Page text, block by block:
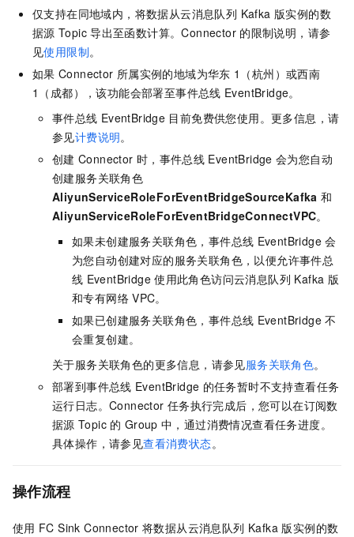
仅支持在同地域内，将数据从云消息队列 Kafka 版实例的数
据源 Topic 导出至函数计算。Connector 的限制说明，请参
见使用限制。
如果 Connector 所属实例的地域为华东 1（杭州）或西南
1（成都），该功能会部署至事件总线 EventBridge。
事件总线 EventBridge 目前免费供您使用。更多信息，请
参见计费说明。
创建 Connector 时， 事件总线 EventBridge 会为您自动
创建服务关联角色
AliyunServiceRoleForEventBridgeSourceKafka 和
AliyunServiceRoleForEventBridgeConnectVPC。
如果未创建服务关联角色， 事件总线 EventBridge 会
为您自动创建对应的服务关联角色，以便允许事件总
线 EventBridge 使用此角色访问云消息队列 Kafka 版
和专有网络 VPC。
如果已创建服务关联角色， 事件总线 EventBridge 不
会重复创建。
关于服务关联角色的更多信息，请参见服务关联角色。
部署到事件总线 EventBridge 的任务暂时不支持查看任务
运行日志。Connector 任务执行完成后，您可以在订阅数
据源 Topic 的 Group 中，通过消费情况查看任务进度。
具体操作，请参见查看消费状态。
操作流程
使用 FC Sink Connector 将数据从云消息队列 Kafka 版实例的数